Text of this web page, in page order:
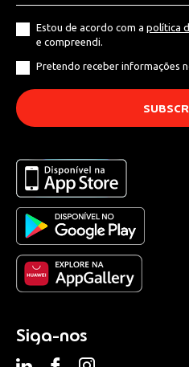
Estou de acordo com a política
e compreendi.
Pretendo receber informações
Siga-nos